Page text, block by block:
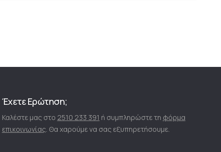
Έχετε Ερώτηση;
Καλέστε μας στο 2510 233 391 ή συμπληρώστε τη φόρμα
επικοινωνίας. Θα χαρούμε να σας εξυπηρετήσουμε.